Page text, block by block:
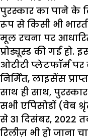
पुरस्कार का पाने के
रूप से किसी भी
मूल रचना पर
प्रोड्यूस्ड की गई
ओटीटी प्लेटफॉर्म
निर्मित, लाइसेंस
साथ ही साथ,
सभी एपिसोडों (वेब
से 31 दिसंबर, 2022
रिलीज़ भी हो जाना